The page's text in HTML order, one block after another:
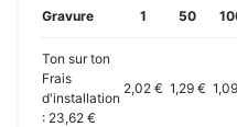
Gravure 1 50
Ton sur ton
Frais
d'installation
: 23,62 €
2,02 € 1,29 €